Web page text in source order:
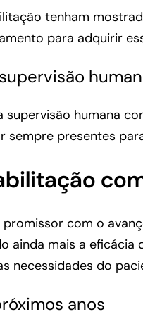
tenham
para adquirir
supervisão humana
sempre presentes
com o
ainda mais a
necessidades do
anos